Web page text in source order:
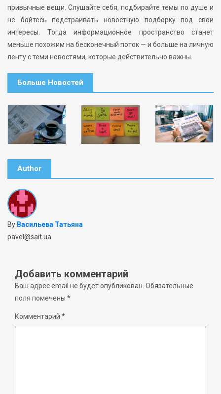
привычные вещи. Слушайте себя, подбирайте темы по душе и
не бойтесь подстраивать новостную подборку под свои
интересы. Тогда информационное пространство станет
меньше похожим на бесконечный поток — и больше на личную
ленту с теми новостями, которые действительно важны.
Больше Новостей
Author
By Васильева Татьяна
pavel@sait.ua
Добавить комментарий
Ваш адрес email не будет опубликован. Обязательные
поля помечены *
Комментарий *